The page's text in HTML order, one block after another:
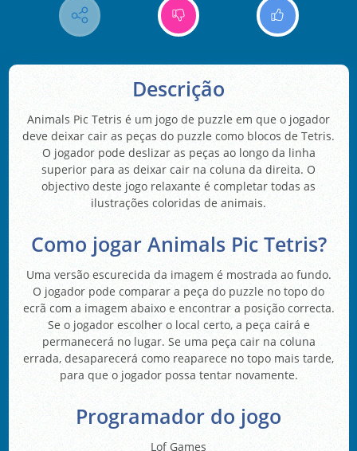
Descrição
Animals Pic Tetris é um jogo de puzzle em que o jogador
deve deixar cair as peças do puzzle como blocos de Tetris.
O jogador pode deslizar as peças ao longo da linha
superior para as deixar cair na coluna da direita. O
objectivo deste jogo relaxante é completar todas as
ilustrações coloridas de animais.
Como jogar Animals Pic Tetris?
Uma versão escurecida da imagem é mostrada ao fundo.
O jogador pode comparar a peça do puzzle no topo do
ecrã com a imagem abaixo e encontrar a posição correcta.
Se o jogador escolher o local certo, a peça cairá e
permanecerá no lugar. Se uma peça cair na coluna
errada, desaparecerá como reaparece no topo mais tarde,
para que o jogador possa tentar novamente.
Programador do jogo
Lof Games